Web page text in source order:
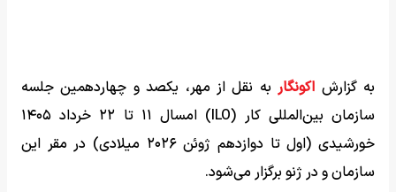
به گزارش اکونگاربه نقل از مهر، یکصد و چهاردهمین جلسه
سازمان بین‌المللی کار (ILO) امسال ۱۱ تا ۲۲ خرداد ۱۴۰۵
خورشیدی (اول تا دوازدهم ژوئن ۲۰۲۶ میلادی) در مقر این
سازمان و در ژنو برگزار می‌شود.